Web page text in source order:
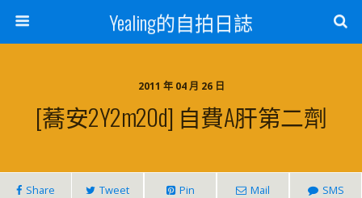
Yealing的自拍日誌
2011 年 04 月 26 日
[蕎安2Y2m20d] 自費A肝第二劑
Share Tweet Pin Mail SMS